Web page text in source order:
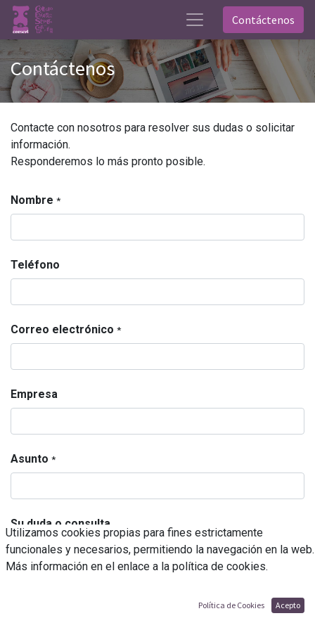
Contáctenos
Contáctenos
Contacte con nosotros para resolver sus dudas o solicitar
información.
Responderemos lo más pronto posible.
Nombre *
Teléfono
Correo electrónico *
Empresa
Asunto *
Su duda o consulta
Utilizamos cookies propias para fines estrictamente
funcionales y necesarios, permitiendo la navegación en la web.
Más información en el enlace a la política de cookies.
Política de Cookies Acepto